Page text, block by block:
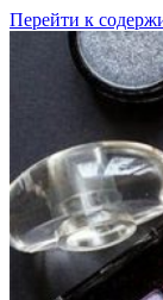
Перейти к